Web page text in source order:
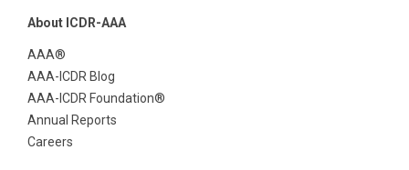
About ICDR-AAA
AAA®
AAA-ICDR Blog
AAA-ICDR Foundation®
Annual Reports
Careers